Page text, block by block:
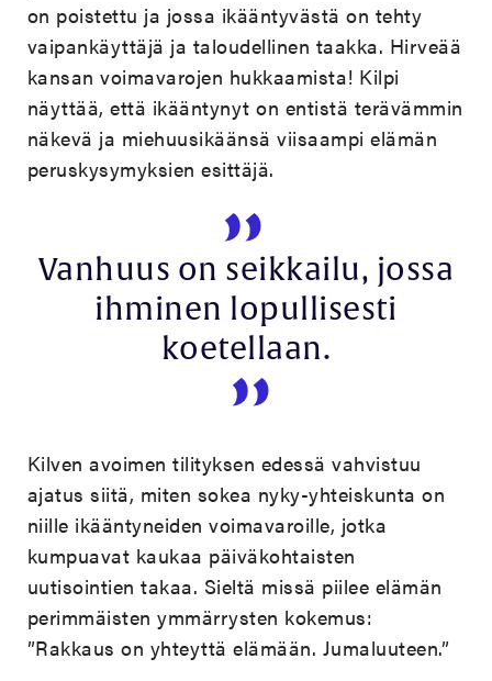
on poistettu ja jossa ikääntyvästä on tehty
vaipankäyttäjä ja taloudellinen taakka. Hirveää
kansan voimavarojen hukkaamista! Kilpi
näyttää, että ikääntynyt on entistä terävämmin
näkevä ja miehuusikäänsä viisaampi elämän
peruskysymyksien esittäjä.
Vanhuus on seikkailu, jossa
ihminen lopullisesti
koetellaan.
Kilven avoimen tilityksen edessä vahvistuu
ajatus siitä, miten sokea nyky-yhteiskunta on
niille ikääntyneiden voimavaroille, jotka
kumpuavat kaukaa päiväkohtaisten
uutisointien takaa. Sieltä missä piilee elämän
perimmäisten ymmärrysten kokemus:
”Rakkaus on yhteyttä elämään. Jumaluuteen.”